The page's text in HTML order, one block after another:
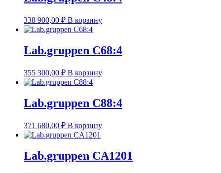
338 900,00 ₽ В корзину
Lab.gruppen C68:4
355 300,00 ₽ В корзину
Lab.gruppen C88:4
371 680,00 ₽ В корзину
Lab.gruppen CA1201